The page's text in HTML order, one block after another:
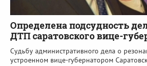
Определена подсудность
ДТП саратовского вице-
Судьбу административного дела о
устроенном вице-губернатором